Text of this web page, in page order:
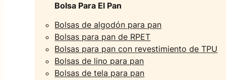
Bolsa Para El Pan
Bolsas de algodón para pan
Bolsas para pan de RPET
Bolsas para pan con revestimiento de TPU
Bolsas de lino para pan
Bolsas de tela para pan